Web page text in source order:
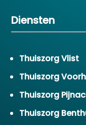
Diensten
Thuiszorg Vlist
Thuiszorg
Thuiszorg
Thuiszorg